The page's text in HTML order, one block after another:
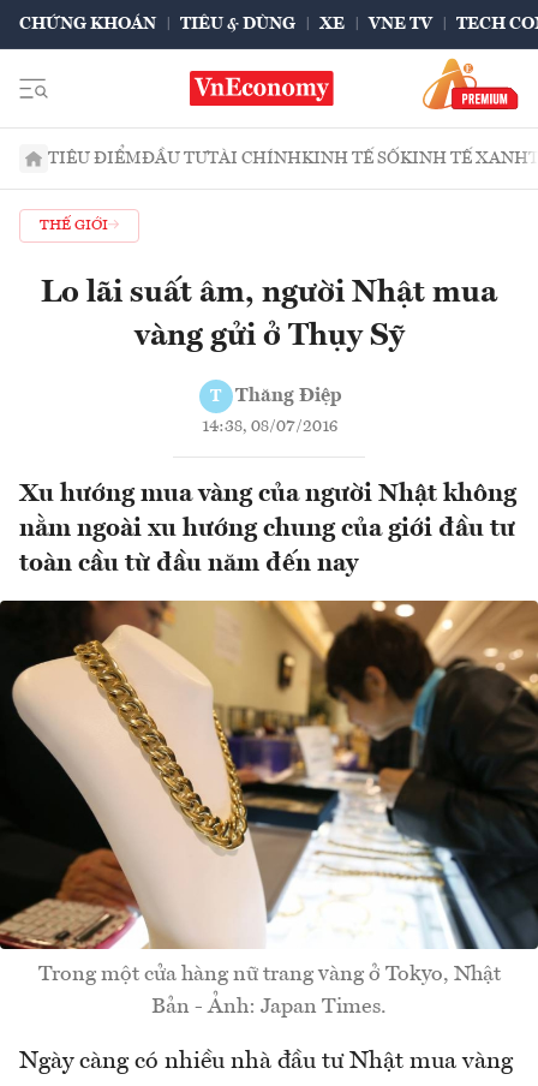
CHỨNG KHOÁN TIÊU & DÙNG XE VNE TV TECH
TIÊU ĐIỂMĐẦU TƯTÀI CHÍNHKINH TẾ SỐKINH TẾ XANH
THẾ GIỚI
Lo lãi suất âm, người Nhật mua
vàng gửi ở Thụy Sỹ
T Thăng Điệp
14:38, 08/07/2016
Xu hướng mua vàng của người Nhật không
nằm ngoài xu hướng chung của giới đầu tư
toàn cầu từ đầu năm đến nay
Trong một cửa hàng nữ trang vàng ở Tokyo, Nhật
Bản - Ảnh: Japan Times.
Ngày càng có nhiều nhà đầu tư Nhật mua vàng